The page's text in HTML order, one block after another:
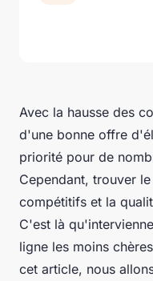
Avec la hausse des
d'une bonne offre
priorité pour de
Cependant, trouver
compétitifs et la
C'est là
ligne les moins
cet article, nous